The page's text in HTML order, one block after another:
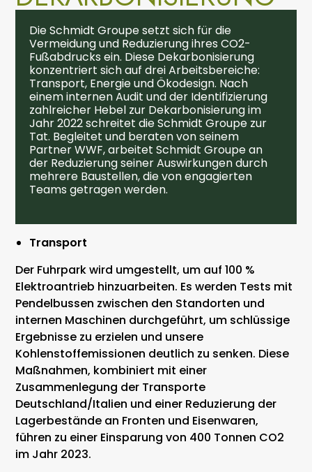
Die Schmidt Groupe setzt sich für die
Vermeidung und Reduzierung ihres CO2-
Fußabdrucks ein. Diese Dekarbonisierung
konzentriert sich auf drei Arbeitsbereiche:
Transport, Energie und Ökodesign. Nach
einem internen Audit und der Identifizierung
zahlreicher Hebel zur Dekarbonisierung im
Jahr 2022 schreitet die Schmidt Groupe zur
Tat. Begleitet und beraten von seinem
Partner WWF, arbeitet Schmidt Groupe an
der Reduzierung seiner Auswirkungen durch
mehrere Baustellen, die von engagierten
Teams getragen werden.
Transport
Der Fuhrpark wird umgestellt, um auf 100 %
Elektroantrieb hinzuarbeiten. Es werden Tests mit
Pendelbussen zwischen den Standorten und
internen Maschinen durchgeführt, um schlüssige
Ergebnisse zu erzielen und unsere
Kohlenstoffemissionen deutlich zu senken. Diese
Maßnahmen, kombiniert mit einer
Zusammenlegung der Transporte
Deutschland/Italien und einer Reduzierung der
Lagerbestände an Fronten und Eisenwaren,
führen zu einer Einsparung von 400 Tonnen CO2
im Jahr 2023.